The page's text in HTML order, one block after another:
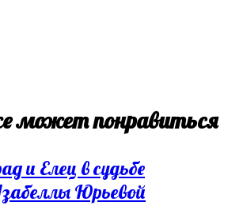
может понравиться